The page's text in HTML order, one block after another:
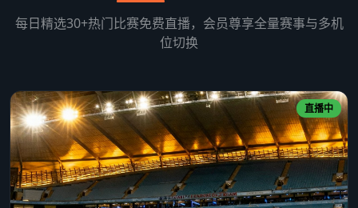
每日精选30+热门比赛免费直播，会员尊享全量赛事与多机
位切换
直播中